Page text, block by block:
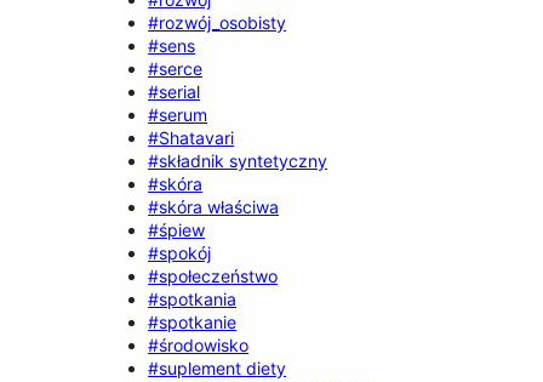
#rozwój_osobisty
#sens
#serce
#serial
#serum
#Shatavari
#składnik syntetyczny
#skóra
#skóra właściwa
#śpiew
#spokój
#społeczeństwo
#spotkania
#spotkanie
#środowisko
#suplement diety